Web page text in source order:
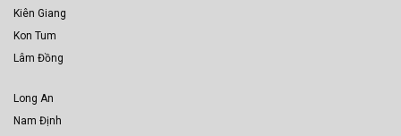
Kiên Giang
Kon Tum
Lâm Đồng
Long An
Nam Định